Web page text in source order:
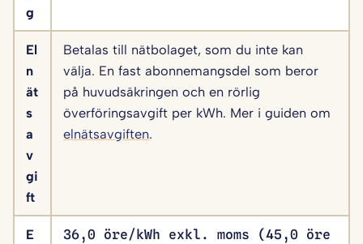
g
El
n
ät
s
a
v
gi
ft
Betalas till nätbolaget, som du inte kan
välja. En fast abonnemangsdel som beror
på huvudsäkringen och en rörlig
överföringsavgift per kWh. Mer i guiden om
elnätsavgiften.
E
36,0 öre/kWh exkl. moms (45,0 öre